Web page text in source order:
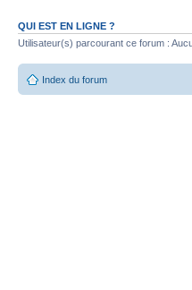
QUI EST EN LIGNE ?
Utilisateur(s) parcourant ce forum :
Index du forum